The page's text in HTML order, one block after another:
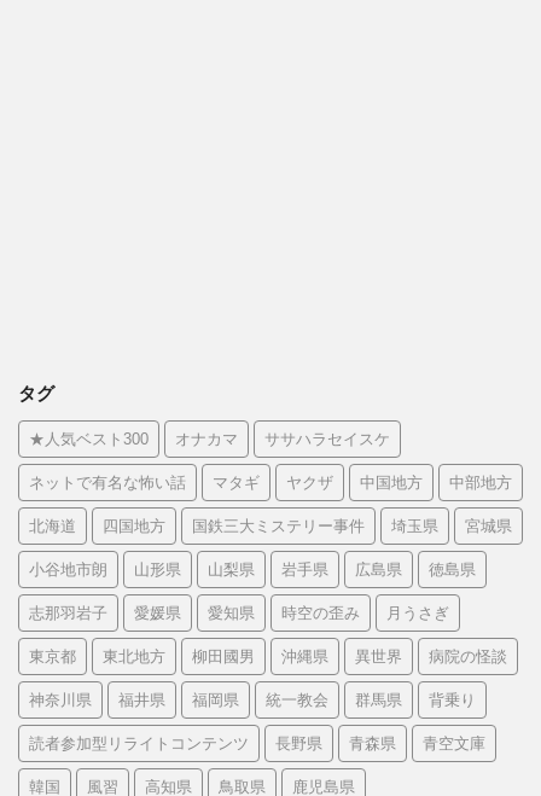
タグ
★人気ベスト300 オナカマ ササハラセイスケ
ネットで有名な怖い話 マタギ ヤクザ 中国地方 中部地方
北海道 四国地方 国鉄三大ミステリー事件 埼玉県 宮城県
小谷地市朗 山形県 山梨県 岩手県 広島県 徳島県
志那羽岩子 愛媛県 愛知県 時空の歪み 月うさぎ
東京都 東北地方 柳田國男 沖縄県 異世界 病院の怪談
神奈川県 福井県 福岡県 統一教会 群馬県 背乗り
読者参加型リライトコンテンツ 長野県 青森県 青空文庫
韓国 風習 高知県 鳥取県 鹿児島県